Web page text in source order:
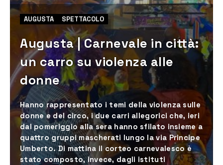
AUGUSTA SPETTACOLO
Augusta | Carnevale in città:
un carro su violenza alle
donne
Hanno rappresentato i temi della violenza sulle
donne e del circo, i due carri allegorici che, ieri
dal pomeriggio alla sera hanno sfilato insieme a
quattro gruppi mascherati lungo la via Principe
Umberto. Di mattina il corteo carnevalesco è
stato composto, invece, dagli istituti